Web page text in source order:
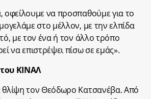
να προσπαθούμε για το
στο μέλλον, με την ελπίδα
με τον ένα ή τον άλλο τρόπο
να επιστρέψει πίσω σε εμάς».
ΚΙΝΑΛ
θλίψη τον Θεόδωρο Κατσανέβα. Από